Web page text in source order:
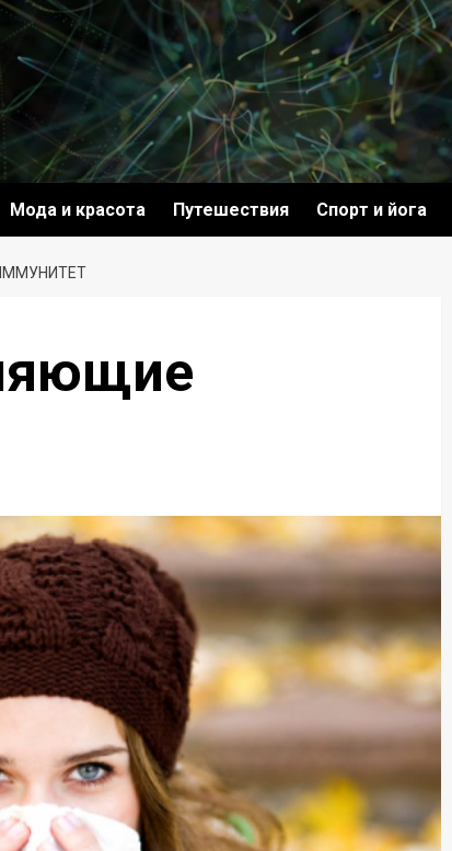
Мода и красота Путешествия Спорт и йога